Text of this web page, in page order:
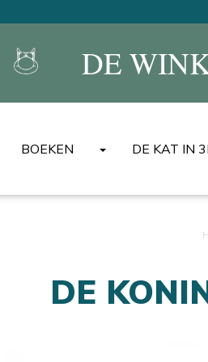
DE
BOEKEN
DE KAT ALBUMS
BOEKEN
DE KAT IN
DE